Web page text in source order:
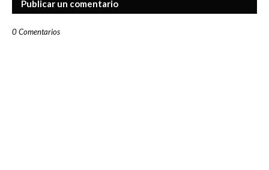
Publicar un comentario
0 Comentarios